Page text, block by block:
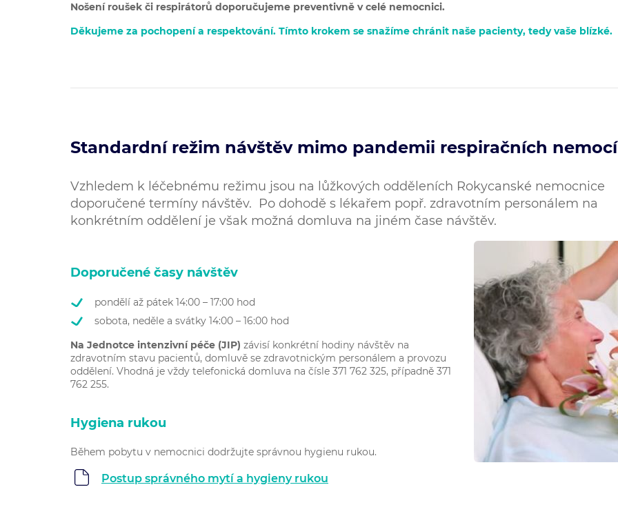
Nošení roušek či respirátorů doporučujeme preventivně v celé nemocnici.
Děkujeme za pochopení a respektování. Tímto krokem se snažíme chránit naše pacienty, tedy vaše blízké.
Standardní režim návštěv mimo pandemii respiračních nemocí
Vzhledem k léčebnému režimu jsou na lůžkových odděleních Rokycanské nemocnice
doporučené termíny návštěv. Po dohodě s lékařem popř. zdravotním personálem na
konkrétním oddělení je však možná domluva na jiném čase návštěv.
Doporučené časy návštěv
pondělí až pátek 14:00 – 17:00 hod
sobota, neděle a svátky 14:00 – 16:00 hod
Na Jednotce intenzivní péče (JIP) závisí konkrétní hodiny návštěv na
zdravotním stavu pacientů, domluvě se zdravotnickým personálem a provozu
oddělení. Vhodná je vždy telefonická domluva na čísle 371 762 325, případně 371
762 255.
Hygiena rukou
Během pobytu v nemocnici dodržujte správnou hygienu rukou.
Postup správného mytí a hygieny rukou